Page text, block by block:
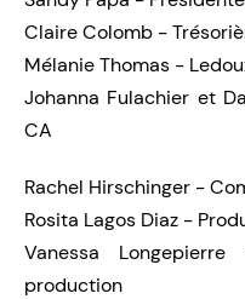
Claire Colomb -
Mélanie Thomas -
Johanna Fulachier et
CA
Rachel Hirschinger -
Rosita Lagos Diaz -
Vanessa
production